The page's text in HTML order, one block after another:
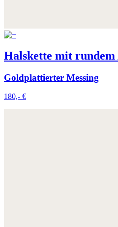
Halskette mit rundem
Goldplattierter Messing
180,- €